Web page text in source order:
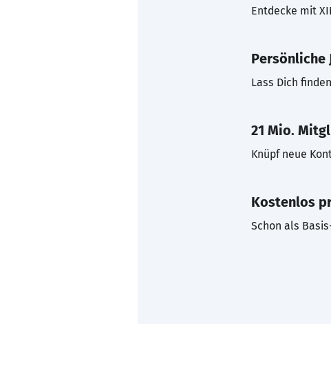
Entdecke mit
Persönliche
Lass Dich
21 Mio.
Knüpf neue
Kostenlos
Schon als